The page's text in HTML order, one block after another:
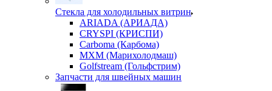
Стекла для холодильных витрин
ARIADA (АРИАДА)
CRYSPI (КРИСПИ)
Carboma (Карбома)
MXM (Марихолодмаш)
Golfstream (Гольфстрим)
Запчасти для швейных машин